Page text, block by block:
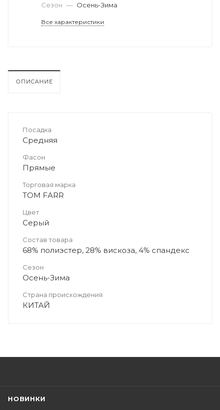
Сезон — Осень-Зима
Все характеристики
ОПИСАНИЕ
Посадка
Средняя
Фасон
Прямые
Торговая марка
TOM FARR
Цвет
Серый
Состав товара
68% полиэстер, 28% вискоза, 4% спандекc
Сезон
Осень-Зима
Страна происхождения
КИТАЙ
НОВИНКИ